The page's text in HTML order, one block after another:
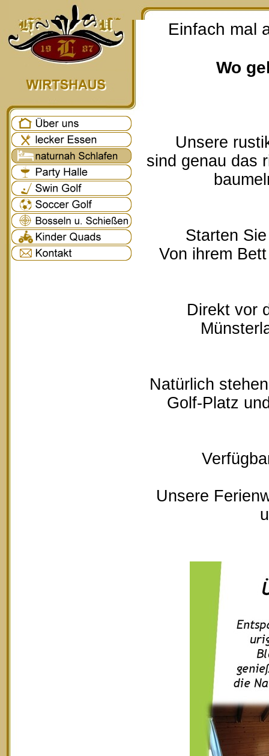
Einfach mal
Wo
Unsere
sind genau das
Starten
Von ihrem
Direkt vor
Natürlich
Golf-Platz
Unsere